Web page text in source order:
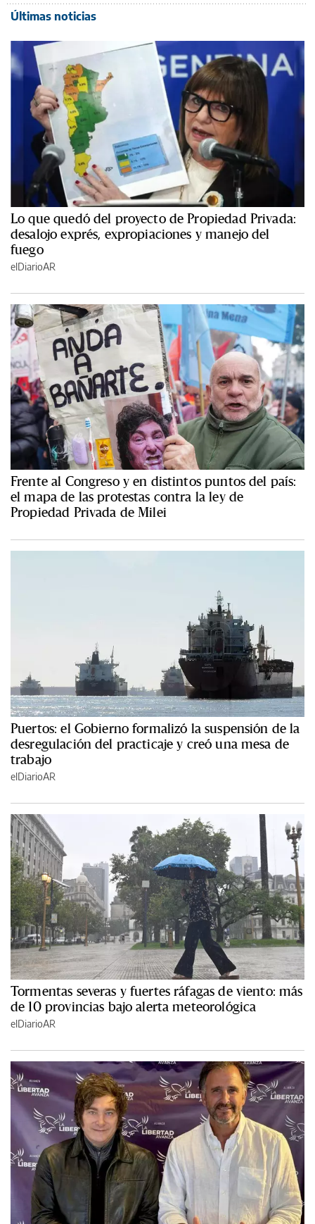
Últimas noticias
Lo que quedó del proyecto de Propiedad Privada:
desalojo exprés, expropiaciones y manejo del
fuego
elDiarioAR
Frente al Congreso y en distintos puntos del país:
el mapa de las protestas contra la ley de
Propiedad Privada de Milei
Puertos: el Gobierno formalizó la suspensión de la
desregulación del practicaje y creó una mesa de
trabajo
elDiarioAR
Tormentas severas y fuertes ráfagas de viento: más
de 10 provincias bajo alerta meteorológica
elDiarioAR